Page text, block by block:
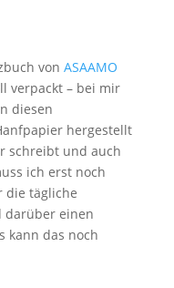
von ASAAMO
verpackt – bei mir
diesen
hergestellt
schreibt und auch
ich erst noch
die tägliche
darüber einen
kann das noch